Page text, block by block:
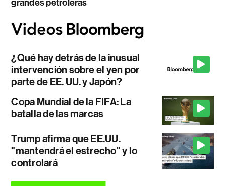
grandes petroleras
¿Qué hay detrás de la inusual
intervención sobre el yen por
parte de EE. UU. y Japón?
Copa Mundial de la FIFA: La
batalla de las marcas
Trump afirma que EE.UU.
"mantendrá el estrecho" y lo
controlará